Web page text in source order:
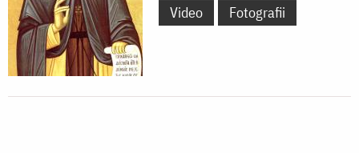
Video
Fotografii